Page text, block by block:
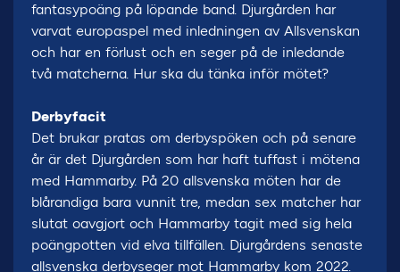
fantasypoäng på löpande band. Djurgården har
varvat europaspel med inledningen av Allsvenskan
och har en förlust och en seger på de inledande
två matcherna. Hur ska du tänka inför mötet?
Derbyfacit
Det brukar pratas om derbyspöken och på senare
år är det Djurgården som har haft tuffast i mötena
med Hammarby. På 20 allsvenska möten har de
blårandiga bara vunnit tre, medan sex matcher har
slutat oavgjort och Hammarby tagit med sig hela
poängpotten vid elva tillfällen. Djurgårdens senaste
allsvenska derbyseger mot Hammarby kom 2022.